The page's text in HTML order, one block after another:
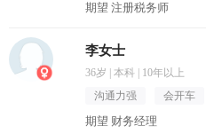
期望 注册税务师
李女士
36岁 | 本科 | 10年以上
沟通力强
会开车
期望 财务经理